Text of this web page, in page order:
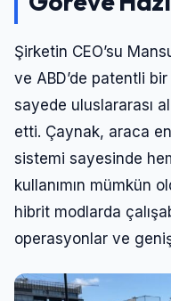
Şirketin CEO’su
ve ABD’de patentli
sayede uluslararası
etti. Çaynak, araca
sistemi sayesinde
kullanımın mümkün
hibrit modlarda
operasyonlar ve
Şifre
Beni Hatırla